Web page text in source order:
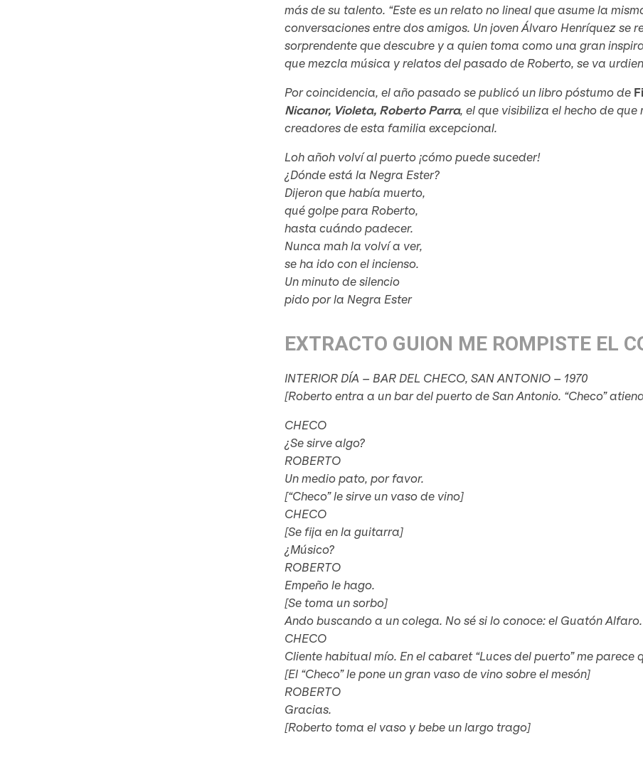
más de su talento. “Este es un relato no lineal que asume la
conversaciones entre dos amigos. Un joven Álvaro Henríquez se
sorprendente que descubre y a quien toma como una gran
que mezcla música y relatos del pasado de Roberto, se va
Por coincidencia, el año pasado se publicó un libro póstumo de
Nicanor, Violeta, Roberto Parra, el que visibiliza el hecho de
creadores de esta familia excepcional.
Loh añoh volví al puerto ¡cómo puede suceder!
¿Dónde está la Negra Ester?
Dijeron que había muerto,
qué golpe para Roberto,
hasta cuándo padecer.
Nunca mah la volví a ver,
se ha ido con el incienso.
Un minuto de silencio
pido por la Negra Ester
EXTRACTO GUION ME ROMPISTE EL
INTERIOR DÍA – BAR DEL CHECO, SAN ANTONIO – 1970
[Roberto entra a un bar del puerto de San Antonio. “Checo”
CHECO
¿Se sirve algo?
ROBERTO
Un medio pato, por favor.
[“Checo” le sirve un vaso de vino]
CHECO
[Se fija en la guitarra]
¿Músico?
ROBERTO
Empeño le hago.
[Se toma un sorbo]
Ando buscando a un colega. No sé si lo conoce: el Guatón Alfaro.
CHECO
Cliente habitual mío. En el cabaret “Luces del puerto” me
[El “Checo” le pone un gran vaso de vino sobre el mesón]
ROBERTO
Gracias.
[Roberto toma el vaso y bebe un largo trago]